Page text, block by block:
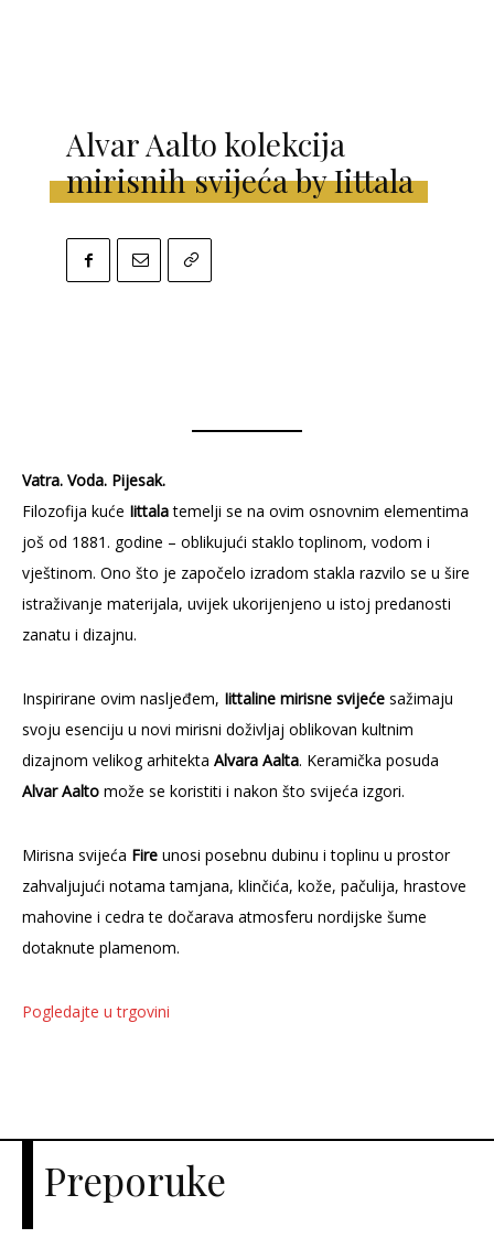
PLOVIDBA
SPIZA
VELIKE PRIČE
PRETPLATA
Alvar Aalto kolekcija
mirisnih svijeća by Iittala
Vatra. Voda. Pijesak.
Filozofija kuće Iittalatemelji se na ovim osnovnim elementima
još od 1881. godine – oblikujući staklo toplinom, vodom i
vještinom. Ono što je započelo izradom stakla razvilo se u šire
istraživanje materijala, uvijek ukorijenjeno u istoj predanosti
zanatu i dizajnu.
Inspirirane ovim nasljeđem, Iittaline mirisne svijeće sažimaju
svoju esenciju u novi mirisni doživljaj oblikovan kultnim
dizajnom velikog arhitekta Alvara Aalta. Keramička posuda
Alvar Aalto može se koristiti i nakon što svijeća izgori.
Mirisna svijeća Fire unosi posebnu dubinu i toplinu u prostor
zahvaljujući notama tamjana, klinčića, kože, pačulija, hrastove
mahovine i cedra te dočarava atmosferu nordijske šume
dotaknute plamenom.
Pogledajte u trgovini
Preporuke